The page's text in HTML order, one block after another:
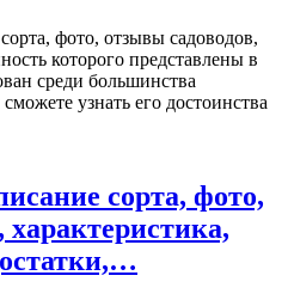
фото, отзывы садоводов,
которого представлены в
среди большинства
узнать его достоинства
сорта, фото,
характеристика,